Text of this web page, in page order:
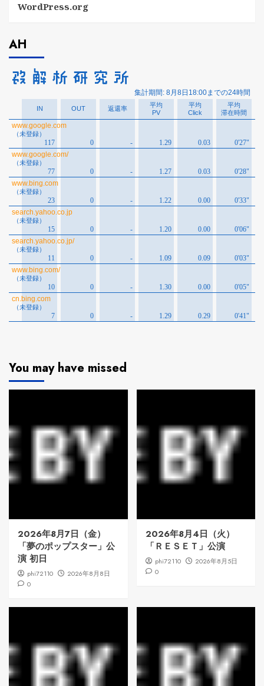
WordPress.org
AH
You may have missed
2026年8月7日（金）
「夢のポップスター」公
演 初日
phi72110
2026年8月8日
0
2026年8月4日（火）
「ＲＥＳＥＴ」公演
phi72110
2026年8月5日
0